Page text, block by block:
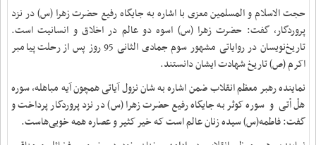
حجت الاسلام و المسلمین معزی با اشاره به جایگاه رفیع حضرت زهرا (س) در نزد
پروردگار، گفت: حضرت زهرا (س) اسوه دو عالم در اخلاق و انسانیت است.
تاریخ‌نویسان در روایاتی مشهور سوم جمادی الثانی 95 روز پس از رحلت پیامبر
اکرم (ص) تاریخ شهادت ایشان دانستند.
نماینده رهبر معظم انقلاب ضمن اشاره به شان نزول آیاتی همچون آیه مباهله، سوره
هلْ أتی و سوره کوثر به جایگاه رفیع حضرت زهرا (س) در نزد پروردگار پرداخت و
گفت: فاطمه(س) سیده زنان عالم است که خیر کثیر و عصاره همه خوبی‌هاست.